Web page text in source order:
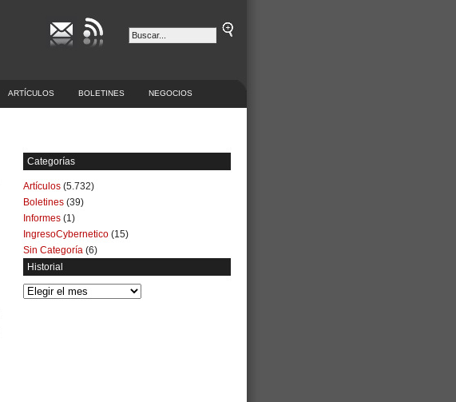
ARTÍCULOS BOLETINES NEGOCIOS
Categorías
Artículos (5.732)
Boletines (39)
Informes (1)
IngresoCybernetico (15)
Sin Categoría (6)
Historial
Historial